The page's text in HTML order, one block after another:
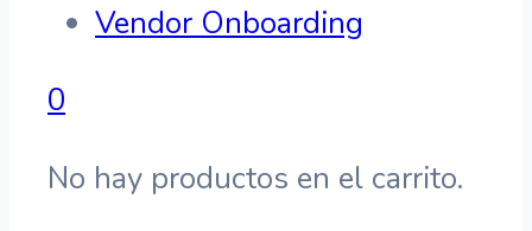
Vendor Onboarding
0
No hay productos en el carrito.